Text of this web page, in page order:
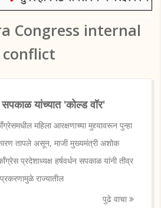
Congress internal
conflict
यांच्यात 'कोल्ड वॉर'
महिला आरक्षणाच्या मुद्द्यावरून पुन्हा
तापले असून, माजी मुख्यमंत्री अशोक
प्रदेशाध्यक्ष हर्षवर्धन सपकाळ यांनी तीव्र
राज्यातील
पुढे वाचा